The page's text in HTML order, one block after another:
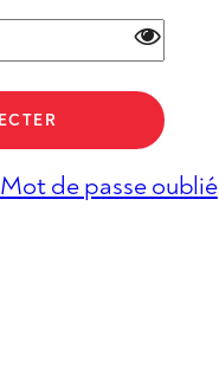
Mot de passe oublié